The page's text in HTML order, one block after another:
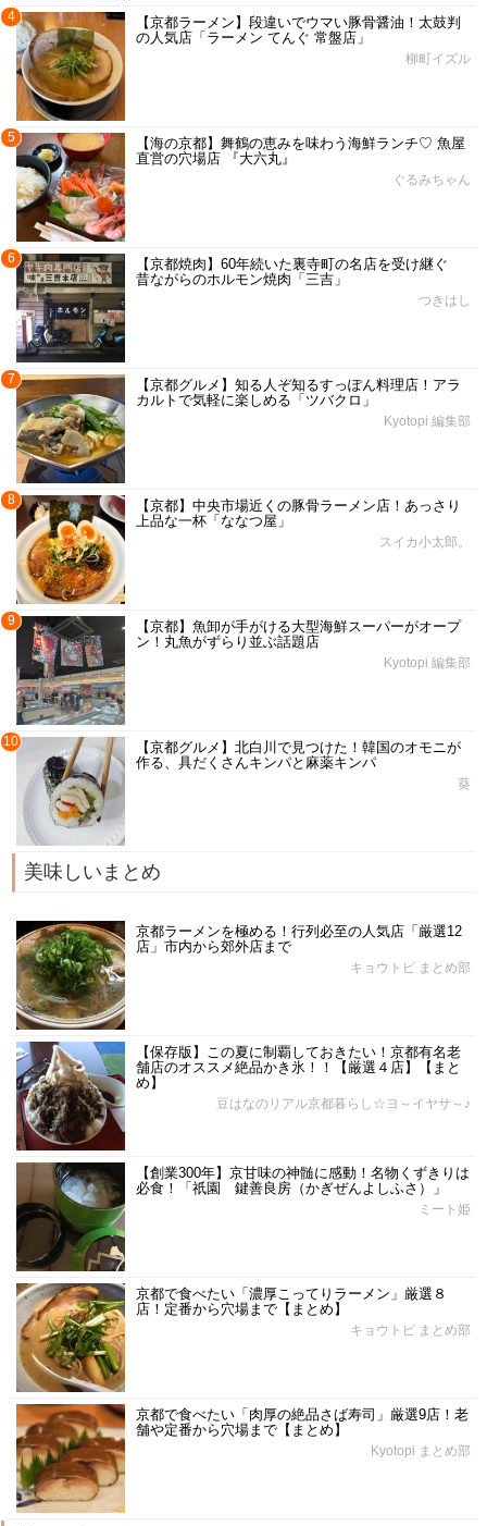
4
【京都ラーメン】段違いでウマい豚骨醤油！太鼓判
の人気店「ラーメン てんぐ 常盤店」
柳町イズル
5
【海の京都】舞鶴の恵みを味わう海鮮ランチ♡ 魚屋
直営の穴場店 『大六丸』
ぐるみちゃん
6
【京都焼肉】60年続いた裏寺町の名店を受け継ぐ
昔ながらのホルモン焼肉「三吉」
つきはし
7
【京都グルメ】知る人ぞ知るすっぽん料理店！アラ
カルトで気軽に楽しめる「ツバクロ」
Kyotopi 編集部
8
【京都】中央市場近くの豚骨ラーメン店！あっさり
上品な一杯「ななつ屋」
スイカ小太郎。
9
【京都】魚卸が手がける大型海鮮スーパーがオープ
ン！丸魚がずらり並ぶ話題店
Kyotopi 編集部
10
【京都グルメ】北白川で見つけた！韓国のオモニが
作る、具だくさんキンパと麻薬キンパ
葵
美味しいまとめ
京都ラーメンを極める！行列必至の人気店「厳選12
店」市内から郊外店まで
キョウトピ まとめ部
【保存版】この夏に制覇しておきたい！京都有名老
舗店のオススメ絶品かき氷！！【厳選４店】【まと
め】
豆はなのリアル京都暮らし☆ヨ～イヤサ～♪
【創業300年】京甘味の神髄に感動！名物くずきりは
必食！「祇園 鍵善良房（かぎぜんよしふさ）」
ミート姫
京都で食べたい「濃厚こってりラーメン」厳選８
店！定番から穴場まで【まとめ】
キョウトピ まとめ部
京都で食べたい「肉厚の絶品さば寿司」厳選9店！老
舗や定番から穴場まで【まとめ】
Kyotopi まとめ部